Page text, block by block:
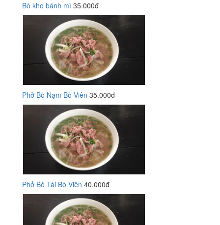
Bò kho bánh mì 35.000đ
Phở Bò Nạm Bò Viên 35.000đ
Phở Bò Tái Bò Viên 40.000đ